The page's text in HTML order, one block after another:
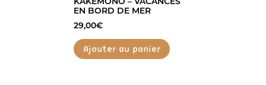
KAKÉMONO – VACANCES
EN BORD DE MER
29,00€
Ajouter au panier